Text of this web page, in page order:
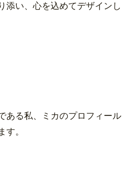
添い、心を込めてデザインし
ある私、ミカのプロフィール
す。